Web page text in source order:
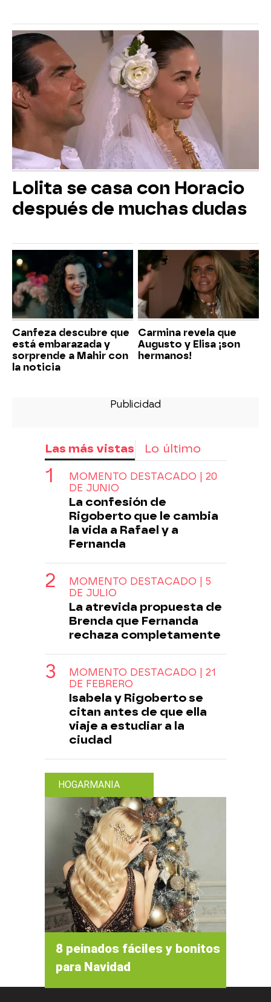
Lolita se casa con Horacio
después de muchas dudas
Canfeza descubre que
está embarazada y
sorprende a Mahir con
la noticia
Carmina revela que
Augusto y Elisa ¡son
hermanos!
Las más vistas Lo último
MOMENTO DESTACADO | 20
DE JUNIO
La confesión de
Rigoberto que le cambia
la vida a Rafael y a
Fernanda
MOMENTO DESTACADO | 5
DE JULIO
La atrevida propuesta de
Brenda que Fernanda
rechaza completamente
MOMENTO DESTACADO | 21
DE FEBRERO
Isabela y Rigoberto se
citan antes de que ella
viaje a estudiar a la
ciudad
HOGARMANIA
8 peinados fáciles y bonitos
para Navidad